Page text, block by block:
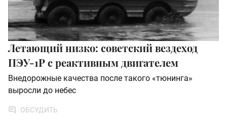
Летающий низко: советский вездеход
ПЭУ-1Р с реактивным двигателем
Внедорожные качества после такого «тюнинга»
выросли до небес
ОБСУДИТЬ